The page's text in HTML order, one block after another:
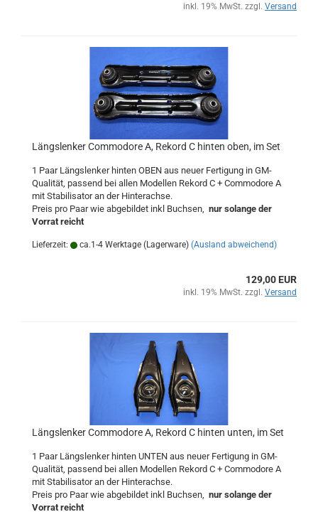
inkl. 19% MwSt. zzgl. Versand
Längslenker Commodore A, Rekord C hinten oben, im Set
1 Paar Längslenker hinten OBEN aus neuer Fertigung in GM-
Qualität, passend bei allen Modellen Rekord C + Commodore A
mit Stabilisator an der Hinterachse.
Preis pro Paar wie abgebildet inkl Buchsen, nur solange der
Vorrat reicht
Lieferzeit: ca.1-4 Werktage (Lagerware) (Ausland abweichend)
129,00 EUR
inkl. 19% MwSt. zzgl. Versand
Längslenker Commodore A, Rekord C hinten unten, im Set
1 Paar Längslenker hinten UNTEN aus neuer Fertigung in GM-
Qualität, passend bei allen Modellen Rekord C + Commodore A
mit Stabilisator an der Hinterachse.
Preis pro Paar wie abgebildet inkl Buchsen, nur solange der
Vorrat reicht